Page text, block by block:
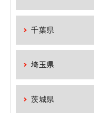
千葉県
埼玉県
茨城県